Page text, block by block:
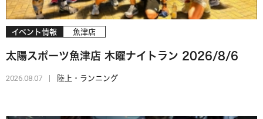
イベント情報 魚津店
太陽スポーツ魚津店 木曜ナイトラン 2026/8/6
2026.08.07 陸上・ランニング